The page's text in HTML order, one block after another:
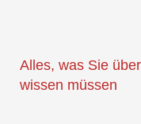
wissen müssen